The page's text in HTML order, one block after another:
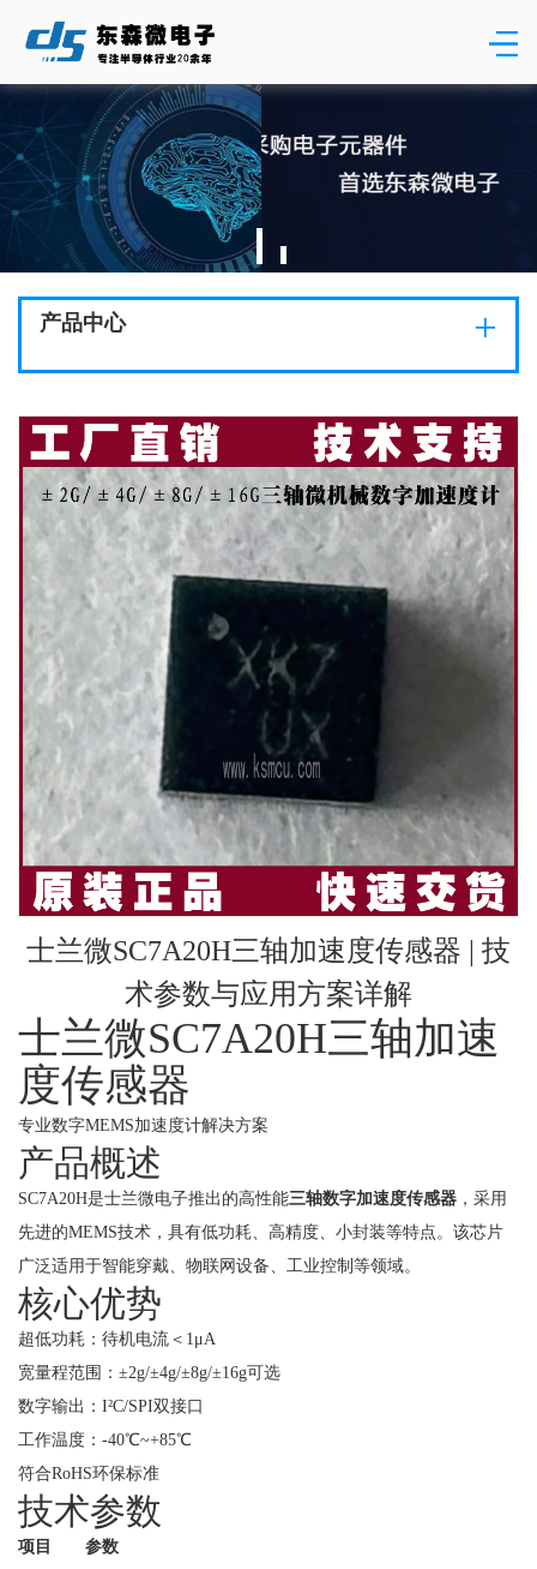
产品中心 +
士兰微SC7A20H三轴加速度传感器 | 技
术参数与应用方案详解
士兰微SC7A20H三轴加速
度传感器
专业数字MEMS加速度计解决方案
产品概述
SC7A20H是士兰微电子推出的高性能三轴数字加速度传感器 ，采用
先进的MEMS技术，具有低功耗、高精度、小封装等特点。该芯片
广泛适用于智能穿戴、物联网设备、工业控制等领域。
核心优势
超低功耗：待机电流＜1μA
宽量程范围：±2g/±4g/±8g/±16g可选
数字输出：I²C/SPI双接口
工作温度：-40℃~+85℃
符合RoHS环保标准
技术参数
项目
参数